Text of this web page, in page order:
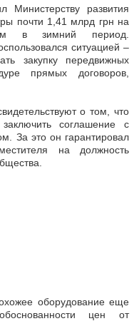
развития
почти 1,41 млрд грн на
в зимний период.
ситуацией –
закупку передвижных
прямых договоров,
о том, что
соглашение с
. За это он гарантировал
на должность
оборудование еще
цен от